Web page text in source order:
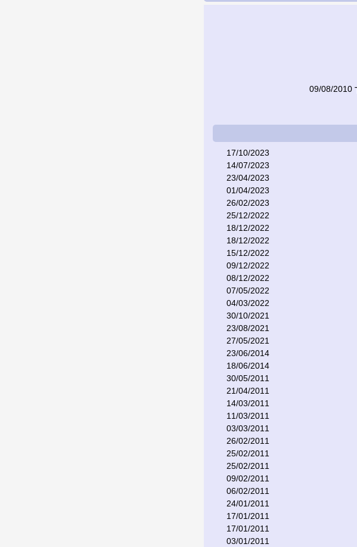
17/10/2023
14/07/2023
23/04/2023
01/04/2023
26/02/2023
25/12/2022
18/12/2022
18/12/2022
15/12/2022
09/12/2022
08/12/2022
07/05/2022
04/03/2022
30/10/2021
23/08/2021
27/05/2021
23/06/2014
18/06/2014
30/05/2011
21/04/2011
14/03/2011
11/03/2011
03/03/2011
26/02/2011
25/02/2011
25/02/2011
09/02/2011
06/02/2011
24/01/2011
17/01/2011
17/01/2011
03/01/2011